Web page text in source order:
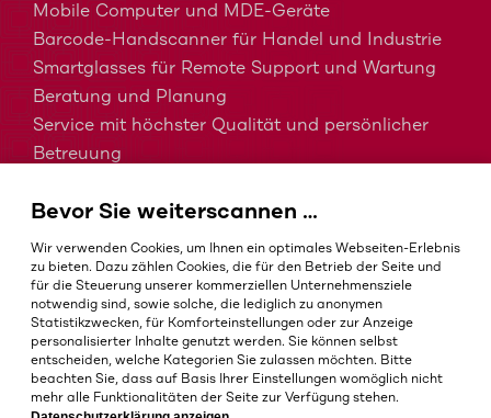
Mobile Computer und MDE-Geräte
Barcode-Handscanner für Handel und Industrie
Smartglasses für Remote Support und Wartung
Beratung und Planung
Service mit höchster Qualität und persönlicher
Betreuung
Barcodes in der Intralogistik
Barcodes im Gesundheitswesen
IP-Schutzklassen – Welche ist die Richtige?
AGB
Impressum
Datenschutz
Bevor Sie weiterscannen …
Wir verwenden Cookies, um Ihnen ein optimales Webseiten-Erlebnis
zu bieten. Dazu zählen Cookies, die für den Betrieb der Seite und
für die Steuerung unserer kommerziellen Unternehmensziele
notwendig sind, sowie solche, die lediglich zu anonymen
Statistikzwecken, für Komforteinstellungen oder zur Anzeige
personalisierter Inhalte genutzt werden. Sie können selbst
entscheiden, welche Kategorien Sie zulassen möchten. Bitte
beachten Sie, dass auf Basis Ihrer Einstellungen womöglich nicht
mehr alle Funktionalitäten der Seite zur Verfügung stehen.